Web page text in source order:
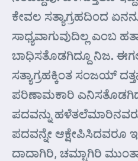
ಕೇವಲ ಸತ್ಯಾಗ್ರಹದಿಂದ
ಸಾಧ್ಯವಾಗುವುದಿಲ್ಲ ಎಂಬ
ಬಾಧಿಸತೊಡಗಿದ್ದೂ ನಿಜ.
ಸತ್ಯಾಗ್ರಹಕ್ಕಿಂತ ಸಂಜಯ್
ಪರಿಣಾಮಕಾರಿ
ಪದವನ್ನು
ಪದವನ್ನೇ ಆಕ್ಷೇಪಿಸಿದವರೂ
ದಾದಾಗಿರಿ, ಚಮ್ಚಾಗಿರಿ